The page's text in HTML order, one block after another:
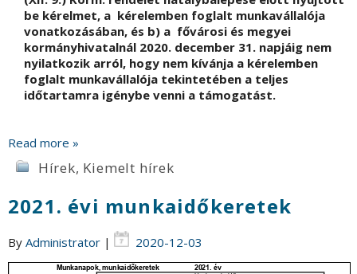
be kérelmet, a kérelemben foglalt munkavállalója
vonatkozásában, és b) a fővárosi és megyei
kormányhivatalnál 2020. december 31. napjáig nem
nyilatkozik arról, hogy nem kívánja a kérelemben
foglalt munkavállalója tekintetében a teljes
időtartamra igénybe venni a támogatást.
Read more »
Hírek, Kiemelt hírek
2021. évi munkaidőkeretek
By Administrator | 2020-12-03